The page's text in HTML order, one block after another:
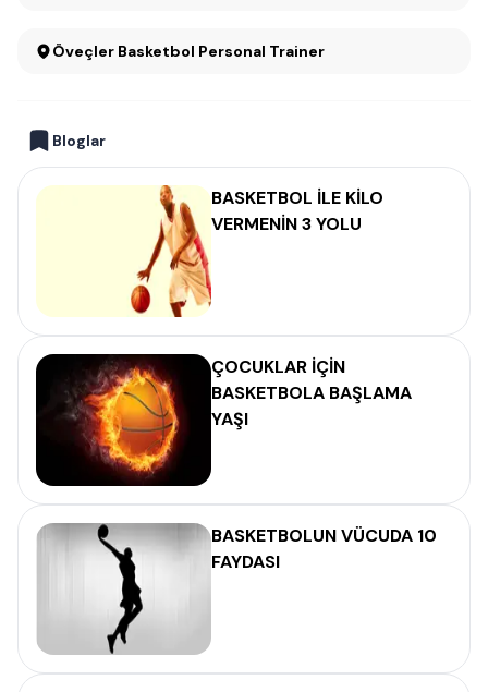
Öveçler Basketbol Personal Trainer
Bloglar
BASKETBOL İLE KİLO
VERMENİN 3 YOLU
ÇOCUKLAR İÇİN
BASKETBOLA BAŞLAMA
YAŞI
BASKETBOLUN VÜCUDA 10
FAYDASI